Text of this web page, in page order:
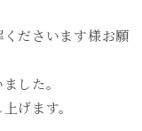
ださいます様お願
した。
げます。